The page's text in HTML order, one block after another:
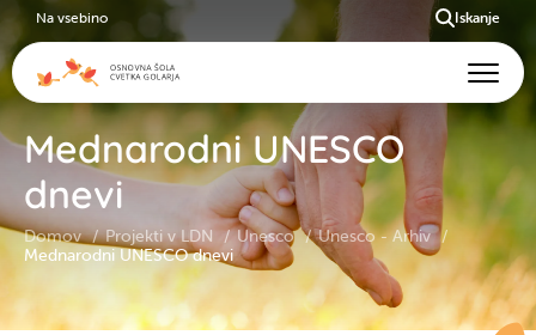
Mednarodni UNESCO
dnevi
Domov Projekti v LDN Unesco
Unesco - Arhiv
Mednarodni UNESCO dnevi
Na vsebino Iskanje